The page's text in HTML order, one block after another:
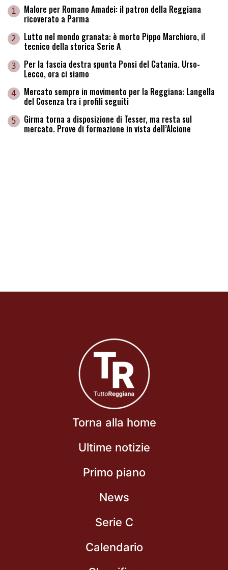
1 Malore per Romano Amadei: il patron della Reggiana
ricoverato a Parma
2 Lutto nel mondo granata: è morto Pippo Marchioro, il
tecnico della storica Serie A
3 Per la fascia destra spunta Ponsi del Catania. Urso-
Lecco, ora ci siamo
4 Mercato sempre in movimento per la Reggiana: Langella
del Cosenza tra i profili seguiti
5 Girma torna a disposizione di Tesser, ma resta sul
mercato. Prove di formazione in vista dell’Alcione
Torna alla home
Ultime notizie
Primo piano
News
Serie C
Calendario